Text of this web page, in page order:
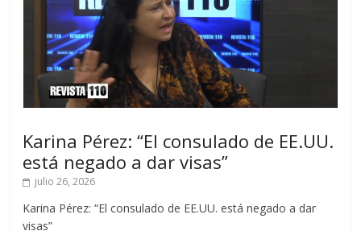
Karina Pérez: “El consulado de EE.UU.
está negado a dar visas”
julio 26, 2026
Karina Pérez: “El consulado de EE.UU. está negado a dar
visas”